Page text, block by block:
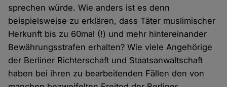
sprechen würde. Wie anders ist es denn
beispielsweise zu erklären, dass Täter muslimischer
Herkunft bis zu 60mal (!) und mehr hintereinander
Bewährungsstrafen erhalten? Wie viele Angehörige
der Berliner Richterschaft und Staatsanwaltschaft
haben bei ihren zu bearbeitenden Fällen den von